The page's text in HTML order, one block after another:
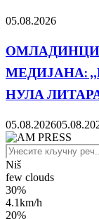
05.08.2026
МЕДИЈАНА:
НУЛА
05.08.2026
Search
for:
Niš
few clouds
30%
4.1km/h
20%